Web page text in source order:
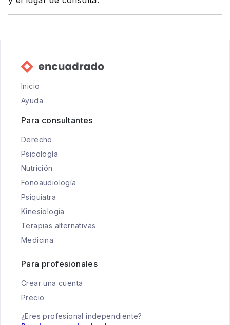
Inicio
Ayuda
Para consultantes
Derecho
Psicología
Nutrición
Fonoaudiología
Psiquiatra
Kinesiología
Terapias alternativas
Medicina
Para profesionales
Crear una cuenta
Precio
¿Eres profesional independiente?